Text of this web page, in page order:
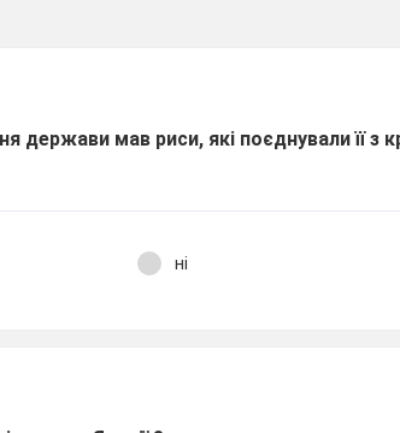
держави мав риси, які поєднували її з
ні